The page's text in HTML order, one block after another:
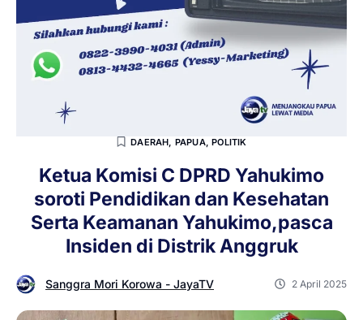
DAERAH, PAPUA,POLITIK
Ketua Komisi C DPRD Yahukimo
soroti Pendidikan dan Kesehatan
Serta Keamanan Yahukimo,pasca
Insiden di Distrik Anggruk
Sanggra Mori Korowa - JayaTV 2 April 2025